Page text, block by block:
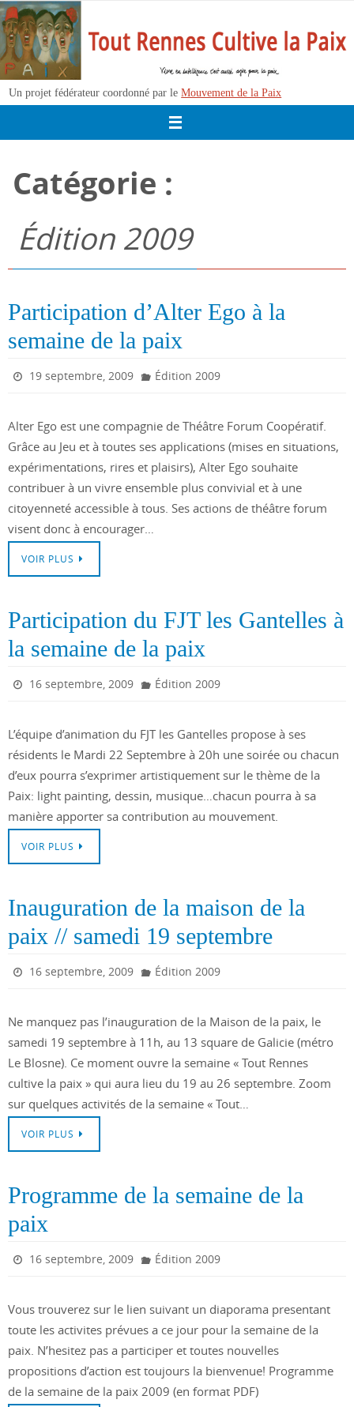
Passer
vers
le
contenu
Un projet fédérateur coordonné par leMouvement de la Paix
Catégorie :
Édition 2009
Participation d’Alter Ego à la
semaine de la paix
19 septembre, 2009 Édition 2009
Alter Ego est une compagnie de Théâtre Forum Coopératif.
Grâce au Jeu et à toutes ses applications (mises en situations,
expérimentations, rires et plaisirs), Alter Ego souhaite
contribuer à un vivre ensemble plus convivial et à une
citoyenneté accessible à tous. Ses actions de théâtre forum
visent donc à encourager…
VOIR PLUS
Participation du FJT les Gantelles à
la semaine de la paix
16 septembre, 2009 Édition 2009
L’équipe d’animation du FJT les Gantelles propose à ses
résidents le Mardi 22 Septembre à 20h une soirée ou chacun
d’eux pourra s’exprimer artistiquement sur le thème de la
Paix: light painting, dessin, musique…chacun pourra à sa
manière apporter sa contribution au mouvement.
VOIR PLUS
Inauguration de la maison de la
paix // samedi 19 septembre
16 septembre, 2009 Édition 2009
Ne manquez pas l’inauguration de la Maison de la paix, le
samedi 19 septembre à 11h, au 13 square de Galicie (métro
Le Blosne). Ce moment ouvre la semaine « Tout Rennes
cultive la paix » qui aura lieu du 19 au 26 septembre. Zoom
sur quelques activités de la semaine « Tout…
VOIR PLUS
Programme de la semaine de la
paix
16 septembre, 2009 Édition 2009
Vous trouverez sur le lien suivant un diaporama presentant
toute les activites prévues a ce jour pour la semaine de la
paix. N’hesitez pas a participer et toutes nouvelles
propositions d’action est toujours la bienvenue! Programme
de la semaine de la paix 2009 (en format PDF)